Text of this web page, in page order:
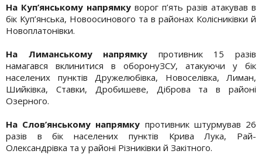
На Куп’янському напрямку ворог п’ять разів атакував в
бік Куп’янська, Новоосинового та в районах Колісниківки й
Новоплатонівки.
На Лиманському напрямку противник 15 разів
намагався вклинитися в оборонуЗСУ, атакуючи у бік
населених пунктів Дружелюбівка, Новоселівка, Лиман,
Шийківка, Ставки, Дробишеве, Діброва та в районі
Озерного.
На Слов’янському напрямку противник штурмував 26
разів в бік населених пунктів Крива Лука, Рай-
Олександрівка та у районі Різниківки й Закітного.